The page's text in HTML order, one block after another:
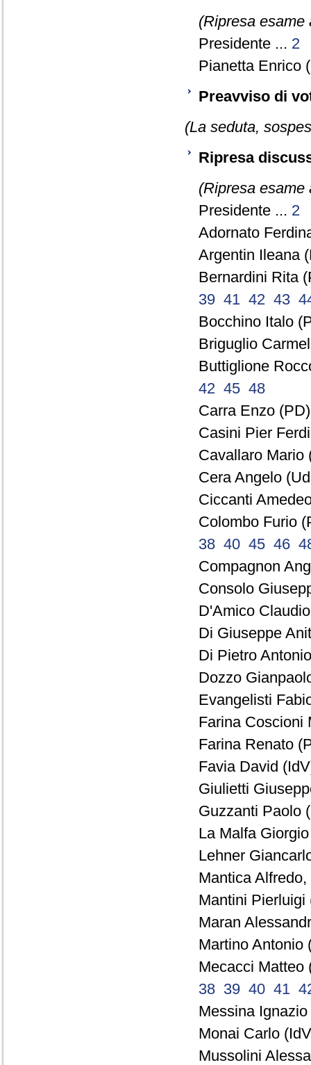
(Ripresa esame
Presidente ... 2
Pianetta Enrico
Preavviso di
(La seduta,
Ripresa
(Ripresa esame
Presidente ... 2
Adornato
Argentin Ileana
Bernardini Rita
39 41 42 43
Bocchino Italo
Briguglio
Buttiglione
42 45 48
Carra Enzo
Casini Pier
Cavallaro
Cera Angelo
Ciccanti
Colombo Furio
38 40 45 46
Compagnon
Consolo
D'Amico
Di Giuseppe
Di Pietro
Dozzo
Evangelisti
Farina Coscioni
Farina Renato
Favia David
Giulietti
Guzzanti Paolo
La Malfa
Lehner
Mantica Alfredo,
Mantini
Maran
Martino Antonio
Mecacci
38 39 40 41
Messina
Monai Carlo
Mussolini